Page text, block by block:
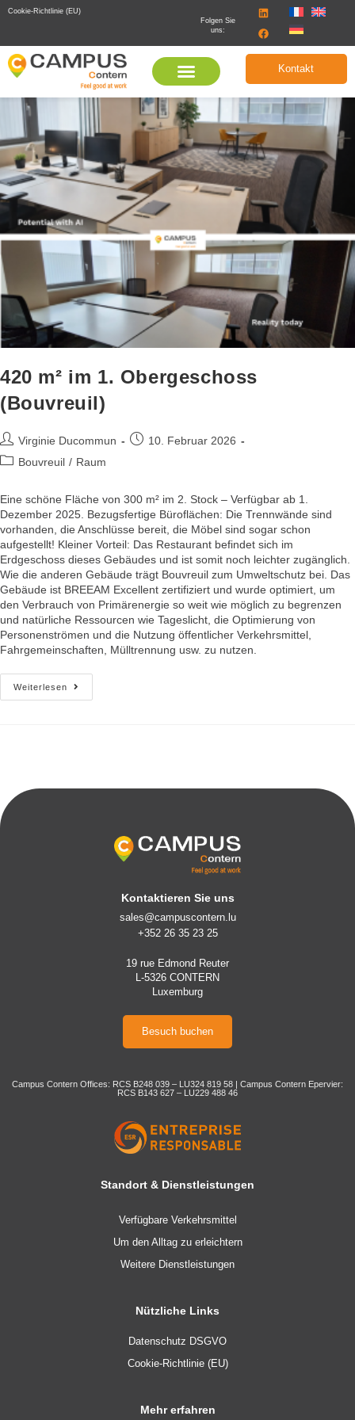
Cookie-Richtlinie (EU)
Folgen Sie
uns:
Kontakt
420 m² im 1. Obergeschoss
(Bouvreuil)
Virginie Ducommun
10. Februar 2026
Bouvreuil / Raum
Eine schöne Fläche von 300 m² im 2. Stock – Verfügbar ab 1.
Dezember 2025. Bezugsfertige Büroflächen: Die Trennwände sind
vorhanden, die Anschlüsse bereit, die Möbel sind sogar schon
aufgestellt! Kleiner Vorteil: Das Restaurant befindet sich im
Erdgeschoss dieses Gebäudes und ist somit noch leichter zugänglich.
Wie die anderen Gebäude trägt Bouvreuil zum Umweltschutz bei. Das
Gebäude ist BREEAM Excellent zertifiziert und wurde optimiert, um
den Verbrauch von Primärenergie so weit wie möglich zu begrenzen
und natürliche Ressourcen wie Tageslicht, die Optimierung von
Personenströmen und die Nutzung öffentlicher Verkehrsmittel,
Fahrgemeinschaften, Mülltrennung usw. zu nutzen.
Weiterlesen
Kontaktieren Sie uns
sales@campuscontern.lu
+352 26 35 23 25
19 rue Edmond Reuter
L-5326 CONTERN
Luxemburg
Besuch buchen
Campus Contern Offices: RCS B248 039 – LU324 819 58 | Campus Contern Epervier:
RCS B143 627 – LU229 488 46
Standort & Dienstleistungen
Verfügbare Verkehrsmittel
Um den Alltag zu erleichtern
Weitere Dienstleistungen
Nützliche Links
Datenschutz DSGVO
Cookie-Richtlinie (EU)
Mehr erfahren